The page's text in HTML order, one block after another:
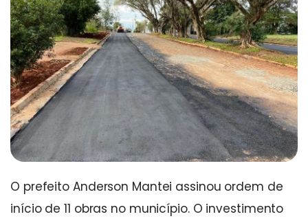
O prefeito Anderson Mantei assinou ordem de
início de 11 obras no município. O investimento